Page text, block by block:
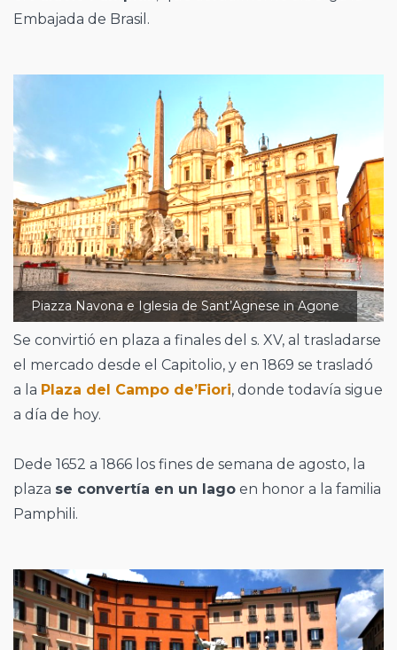
Embajada de Brasil.
Piazza Navona e Iglesia de Sant’Agnese in Agone
Se convirtió en plaza a finales del s. XV, al trasladarse
el mercado desde el Capitolio, y en 1869 se trasladó
a la Plaza del Campo de’Fiori, donde todavía sigue
a día de hoy.
Dede 1652 a 1866 los fines de semana de agosto, la
plaza se convertía en un lago en honor a la familia
Pamphili.